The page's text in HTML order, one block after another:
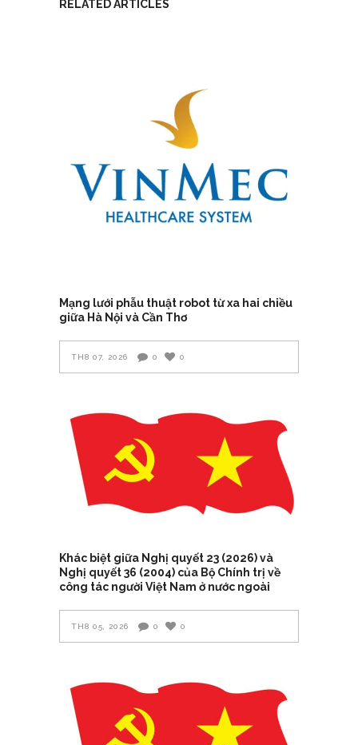
RELATED ARTICLES
Mạng lưới phẫu thuật robot từ xa hai chiều
giữa Hà Nội và Cần Thơ
TH8 07, 2026 0 0
Khác biệt giữa Nghị quyết 23 (2026) và
Nghị quyết 36 (2004) của Bộ Chính trị về
công tác người Việt Nam ở nước ngoài
TH8 05, 2026 0 0